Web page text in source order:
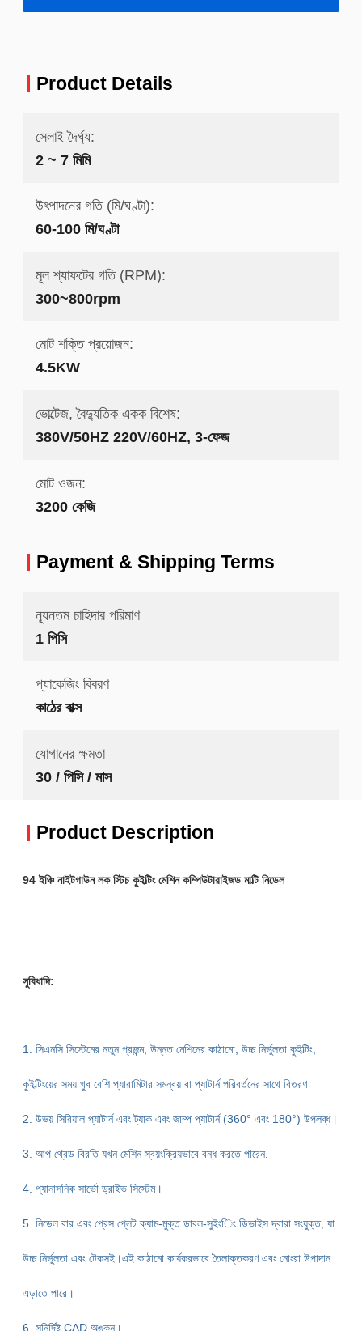
Product Details
সেলাই দৈর্ঘ্য:
2 ~ 7 মিমি
উৎপাদনের গতি (মি/ঘণ্টা):
60-100 মি/ঘণ্টা
মূল শ্যাফটের গতি (RPM):
300~800rpm
মোট শক্তি প্রয়োজন:
4.5KW
ভোল্টেজ, বৈদ্যুতিক একক বিশেষ:
380V/50HZ 220V/60HZ, 3-ফেজ
মোট ওজন:
3200 কেজি
Payment & Shipping Terms
ন্যূনতম চাহিদার পরিমাণ
1 পিসি
প্যাকেজিং বিবরণ
কাঠের বাক্স
যোগানের ক্ষমতা
30 / পিসি / মাস
Product Description
94 ইঞ্চি নাইটগাউন লক স্টিচ কুইল্টিং মেশিন কম্পিউটারাইজড মাল্টি নিডেল
সুবিধাদি:
1. সিএনসি সিস্টেমের নতুন প্রজন্ম, উন্নত মেশিনের কাঠামো, উচ্চ নির্ভুলতা কুইল্টিং,
কুইল্টিংয়ের সময় খুব বেশি প্যারামিটার সমন্বয় বা প্যাটার্ন পরিবর্তনের সাথে বিতরণ
2. উভয় সিরিয়াল প্যাটার্ন এবং ট্যাক এবং জাম্প প্যাটার্ন (360° এবং 180°) উপলব্ধ।
3. আপ থ্রেড বিরতি যখন মেশিন স্বয়ংক্রিয়ভাবে বন্ধ করতে পারেন.
4. প্যানাসনিক সার্ভো ড্রাইভ সিস্টেম।
5. নিডেল বার এবং প্রেস প্লেট ক্যাম-মুক্ত ডাবল-সুইংিং ডিভাইস দ্বারা সংযুক্ত, যা
উচ্চ নির্ভুলতা এবং টেকসই।এই কাঠামো কার্যকরভাবে তৈলাক্তকরণ এবং নোংরা উপাদান
এড়াতে পারে।
6. সুনির্দিষ্ট CAD অঙ্কন।